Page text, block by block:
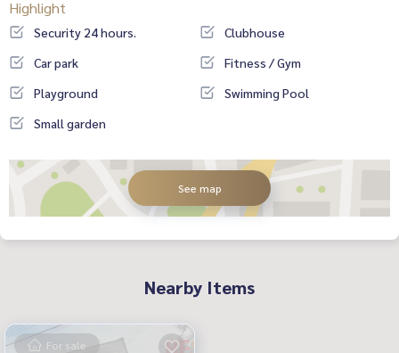
Highlight
Security 24 hours.
Clubhouse
Car park
Fitness / Gym
Playground
Swimming Pool
Small garden
See map
Nearby Items
For sale